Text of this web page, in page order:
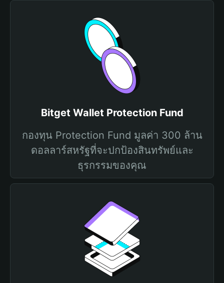
Bitget Wallet Protection Fund
กองทุน Protection Fund มูลค่า 300 ล้าน
ดอลลาร์สหรัฐที่จะปกป้องสินทรัพย์และ
ธุรกรรมของคุณ